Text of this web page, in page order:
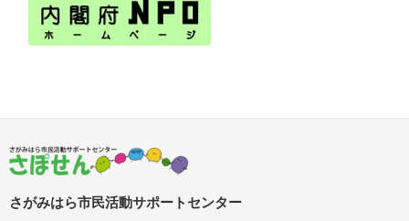
さがみはら市民活動サポートセンター